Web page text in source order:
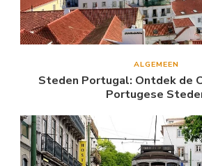
ALGEMEEN
Steden Portugal: Ontdek de
Portugese